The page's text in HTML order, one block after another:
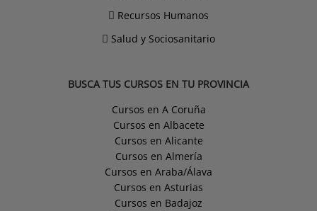
Recursos Humanos
Salud y Sociosanitario
BUSCA TUS CURSOS EN TU PROVINCIA
Cursos en A Coruña
Cursos en Albacete
Cursos en Alicante
Cursos en Almería
Cursos en Araba/Álava
Cursos en Asturias
Cursos en Badajoz